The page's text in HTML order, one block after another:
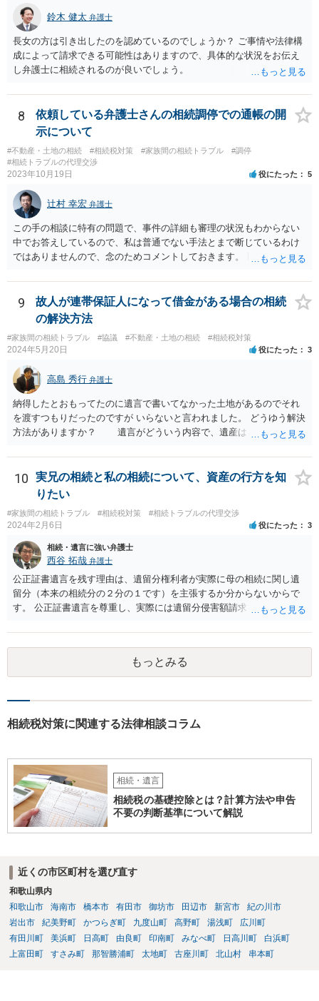
鈴木 健太 弁護士
長女の方は引き出したのを認めているのでしょうか？ ご事情や法律構
成によって請求できる可能性はありますので、具体的な状況をお伝え
し弁護士に相続されるのが良いでしょう。
8
依頼している弁護士さんの相続調停での通帳の開
示について
#不動産・土地の相続 #相続税対策 #家族間の相続トラブル
#調停
#相続トラブルの代理交渉
2023年10月19日 役にたった 5
辻村 幸宏 弁護士
この手の相談に特有の問題で、事件の詳細も審理の状況もわからない
中でお答えしているので、私は普通でない手法とまで断じているわけ
ではありませんので、念のためコメントしておきます。 匿名の弁護士
のではないかという視点もありますし、その場合には結局出さなけれ
ば不利益もあります。あるいは、後に虚偽主張をしたと指摘されるリ
スクもあります。 ですからそれを提出したことが事件処理として不適
切であるとか、結果においてマイナスを与えたということまではいえ
ないと思います。 依頼者とのコミュニケーション含む微妙な問題であ
り第三者にはあまりアドバイスしづらい問題であるということはご理
解いただければ幸いです。
9
故人が連帯保証人になって借金がある場合の相続
の解決方法
#家族間の相続トラブル #協議 #不動産・土地の相続 #相続税対策
2024年5月20日 役にたった 3
高島 秀行 弁護士
納得したとおもってたのに遺言で書いてなかった土地があるのでそれ
を渡すつもりだったのですが いらないと言われました。 どうゆう解決
方法がありますか？ 遺言がどういう内容で、遺産はどれくらいあ
分からないとあなたの質問に回答することは難しいです。 遺留分
が請求されるのであれば、遺留分は法改正により現金で支払うことに
なることから 土地を渡すということで解決しない可能性はありま
す。 ただ、遺言で書いていない土地は、遺産分割により、相手が
取得することとなる可能性はあります。 弁護士に面談で詳しい事
情を話して相談された方がよいと思います。
10
実兄の相続と私の相続について、資産の行方を知
りたい
#家族間の相続トラブル #相続税対策 #相続トラブルの代理交渉
2024年2月6日 役にたった 3
相続・遺言に強い弁護士
西谷 拓哉 弁護士
公正証書遺言を残す理由は、遺留分権利者が実際に母の相続に関し遺
留分（本来の相続分の２分の１です）を主張するか分からないからで
す。 公正証書遺言を尊重し、実際には遺留分侵害額請求を行使しない
留分相当額を分配する遺言を作ることも一つの方法です。
もっとみる
相続税対策に関連する法律相談コラム
相続・遺言
相続税の基礎控除とは？計算方法や申告
不要の判断基準について解説
近くの市区町村を選び直す
和歌山県内
和歌山市
海南市 橋本市 有田市 御坊市 田辺市 新宮市
紀の川市
岩出市
紀美野町 かつらぎ町 九度山町 高野町 湯浅町
広川町
有田川町
美浜町 日高町 由良町 印南町 みなべ町 日高川町
白浜町
上富田町
すさみ町 那智勝浦町 太地町 古座川町 北山村 串本町